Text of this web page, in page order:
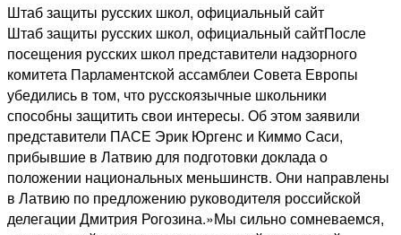
Штаб защиты русских школ, официальный сайт
Штаб защиты русских школ, официальный сайтПосле
посещения русских школ представители надзорного
комитета Парламентской ассамблеи Совета Европы
убедились в том, что русскоязычные школьники
способны защитить свои интересы. Об этом заявили
представители ПАСЕ Эрик Юргенс и Киммо Саси,
прибывшие в Латвию для подготовки доклада о
положении национальных меньшинств. Они направлены
в Латвию по предложению руководителя российской
делегации Дмитрия Рогозина.»Мы сильно сомневаемся,